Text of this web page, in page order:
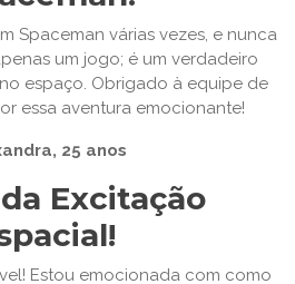
Spaceman várias vezes, e nunca
um jogo; é um verdadeiro
espaço. Obrigado à equipe de
essa aventura emocionante!
25 anos
Excitação
Estou emocionada com como